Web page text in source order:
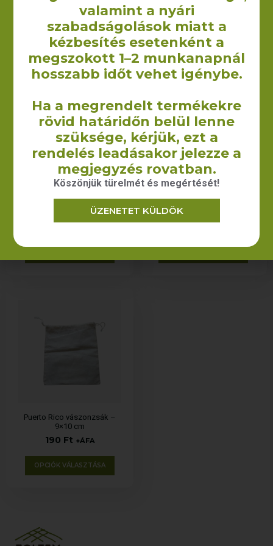
38x42x8 cm (140 g/m2)
1 010Ft +ÁFA
OPCIÓK VÁLASZTÁSA
550
OPCIÓK VÁLASZTÁSA
Mexico vászontáska hosszú
füllel – 38×42 cm (140 g/m2)
Palau vászonzsák – 34×38
Puerto Rico vászonzsák –
9×10 cm
190 Ft +ÁFA
OPCIÓK VÁLASZTÁSA
valamint a nyári
szabadságolások miatt a
kézbesítés esetenként a
megszokott 1–2 munkanapnál
hosszabb időt vehet igénybe.
Ha a megrendelt termékekre
rövid határidőn belül lenne
szüksége, kérjük, ezt a
rendelés leadásakor jelezze a
megjegyzés rovatban.
Köszönjük türelmét és megértését!
ÜZENETET KÜLDÖK